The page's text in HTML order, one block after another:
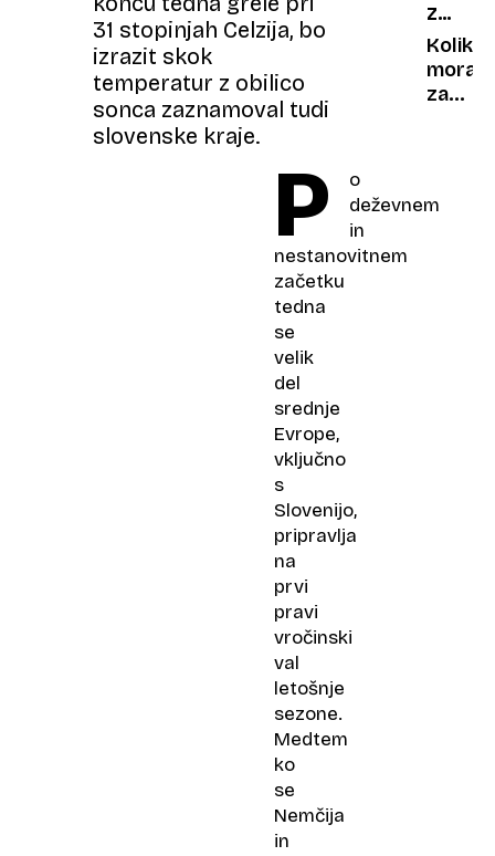
31 stopinjah Celzija, bo
izrazit skok
temperatur z obilico
sonca zaznamoval tudi
slovenske kraje.
P
o
deževnem
in
nestanovitnem
začetku
tedna
se
velik
del
srednje
Evrope,
vključno
s
Slovenijo,
pripravlja
na
prvi
pravi
vročinski
val
letošnje
sezone.
Medtem
ko
se
Nemčija
in
glavo
ZA
Koliko
moraš
za